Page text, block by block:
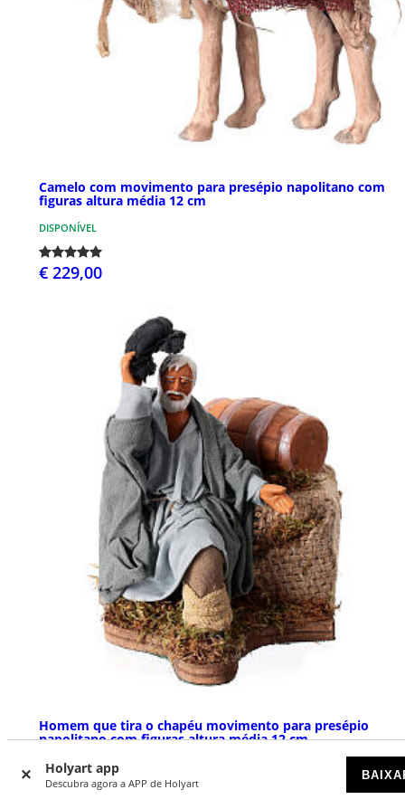
Holyart app
Descubra agora a APP de Holyart
Camelo com movimento para presépio napolitano com
figuras altura média 12 cm
DISPONÍVEL
€ 229,00
Homem que tira o chapéu movimento para presépio
napolitano com figuras altura média 12 cm
DISPONÍVEL